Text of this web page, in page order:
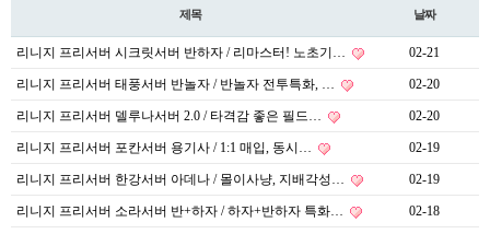
제목 날짜
리니지 프리서버 시크릿서버 반하자 / 리마스터! 노초기… 02-21
리니지 프리서버 태풍서버 반놀자 / 반놀자 전투특화, … 02-20
리니지 프리서버 델루나서버 2.0 / 타격감 좋은 필드… 02-20
리니지 프리서버 포칸서버 용기사 / 1:1 매입, 동시… 02-19
리니지 프리서버 한강서버 아데나 / 몰이사냥, 지배각성… 02-19
리니지 프리서버 소라서버 반+하자 / 하자+반하자 특화… 02-18